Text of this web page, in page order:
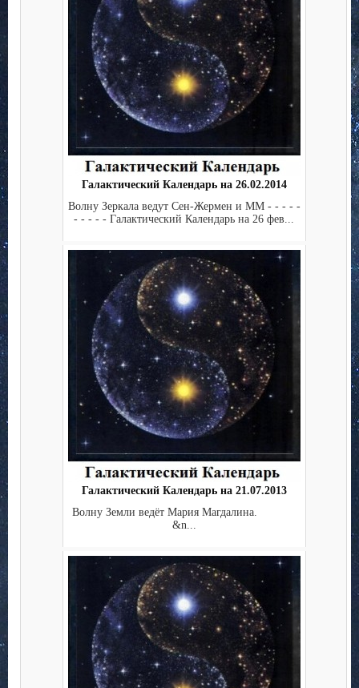
Галактический Календарь на 26.02.2014
Волну Зеркала ведут Сен-Жермен и ММ - - - - -
- - - - - Галактический Календарь на 26 фев...
Галактический Календарь на 21.07.2013
Волну Земли ведёт Мария Магдалина.
&n...